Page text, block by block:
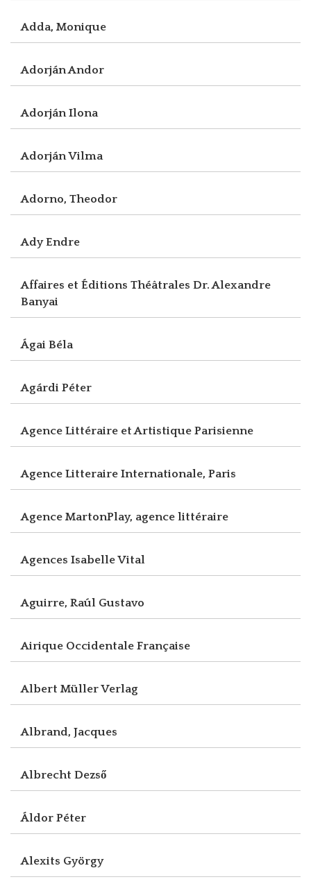
Adda, Monique
Adorján Andor
Adorján Ilona
Adorján Vilma
Adorno, Theodor
Ady Endre
Affaires et Éditions Théâtrales Dr. Alexandre
Banyai
Ágai Béla
Agárdi Péter
Agence Littéraire et Artistique Parisienne
Agence Litteraire Internationale, Paris
Agence MartonPlay, agence littéraire
Agences Isabelle Vital
Aguirre, Raúl Gustavo
Airique Occidentale Française
Albert Müller Verlag
Albrand, Jacques
Albrecht Dezső
Áldor Péter
Alexits György